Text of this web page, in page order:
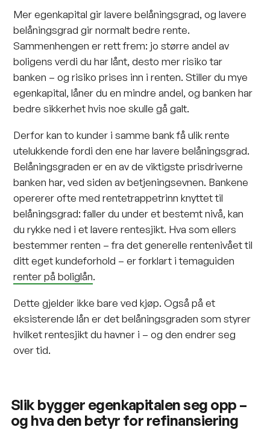
Mer egenkapital gir lavere belåningsgrad, og lavere
belåningsgrad gir normalt bedre rente.
Sammenhengen er rett frem: jo større andel av
boligens verdi du har lånt, desto mer risiko tar
banken – og risiko prises inn i renten. Stiller du mye
egenkapital, låner du en mindre andel, og banken har
bedre sikkerhet hvis noe skulle gå galt.
Derfor kan to kunder i samme bank få ulik rente
utelukkende fordi den ene har lavere belåningsgrad.
Belåningsgraden er en av de viktigste prisdriverne
banken har, ved siden av betjeningsevnen. Bankene
opererer ofte med rentetrappetrinn knyttet til
belåningsgrad: faller du under et bestemt nivå, kan
du rykke ned i et lavere rentesjikt. Hva som ellers
bestemmer renten – fra det generelle rentenivået til
ditt eget kundeforhold – er forklart i temaguiden
renter på boliglån.
Dette gjelder ikke bare ved kjøp. Også på et
eksisterende lån er det belåningsgraden som styrer
hvilket rentesjikt du havner i – og den endrer seg
over tid.
Slik bygger egenkapitalen seg opp –
og hva den betyr for refinansiering